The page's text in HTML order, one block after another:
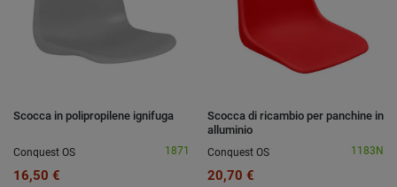
Scocca in polipropilene ignifuga
Conquest OS 1871
16,50 €
Scocca di ricambio per panchine in
alluminio
Conquest OS
1183N
20,70 €